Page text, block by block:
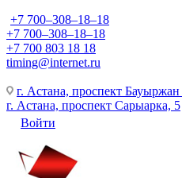
+7 700‒308‒18‒18
+7 700‒308‒18‒18
+7 700 803 18 18
timing@internet.ru
г. Астана, проспект
г. Астана, проспект Сарыарка, 5
Войти